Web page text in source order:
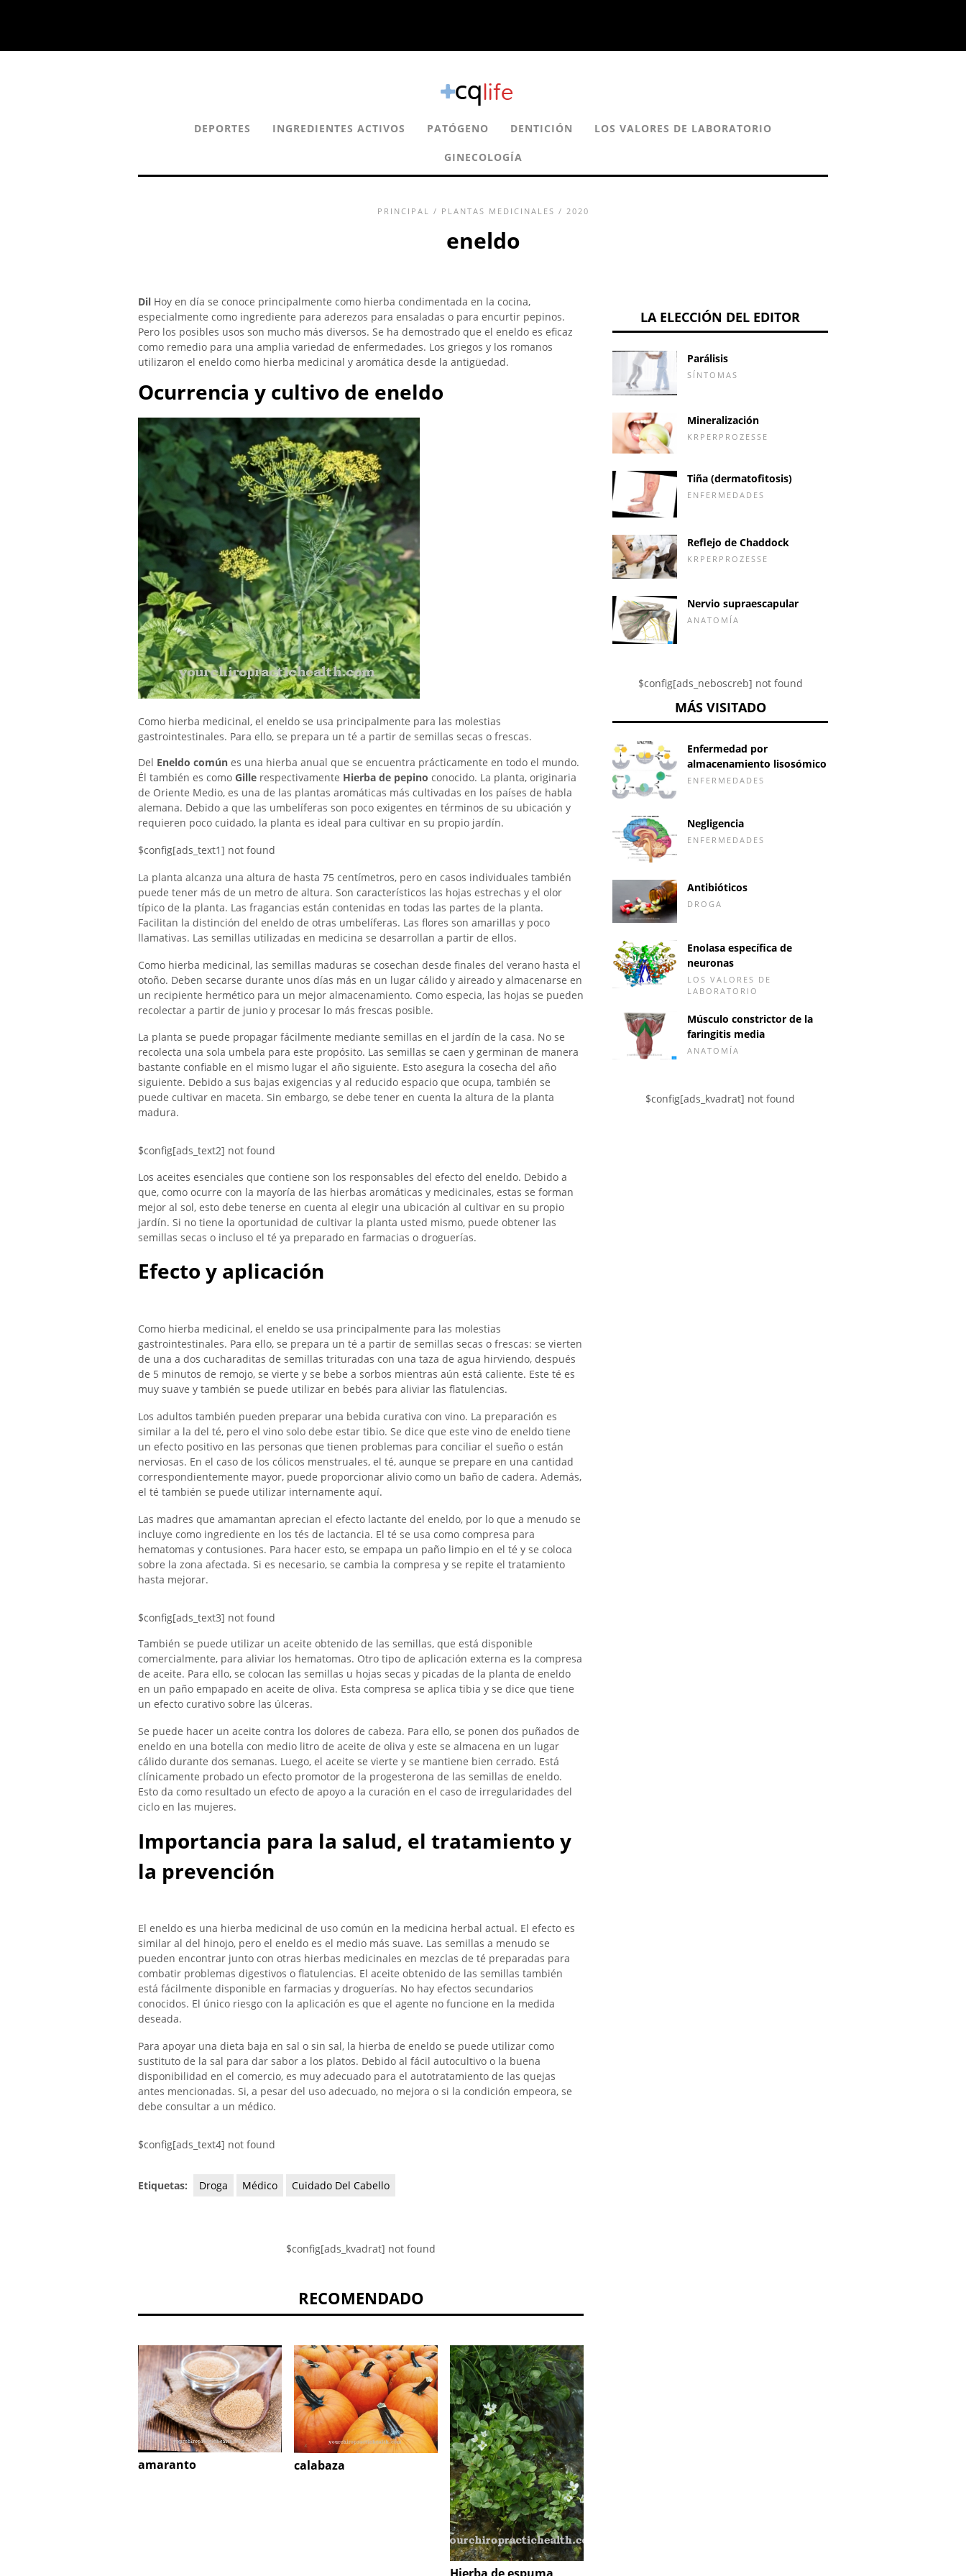
DEPORTES INGREDIENTES ACTIVOS PATÓGENO DENTICIÓN LOS VALORES DE LABORATORIO
GINECOLOGÍA
PRINCIPAL / PLANTAS MEDICINALES / 2020
eneldo
Dil Hoy en día se conoce principalmente como hierba condimentada en la cocina,
especialmente como ingrediente para aderezos para ensaladas o para encurtir pepinos.
Pero los posibles usos son mucho más diversos. Se ha demostrado que el eneldo es eficaz
como remedio para una amplia variedad de enfermedades. Los griegos y los romanos
utilizaron el eneldo como hierba medicinal y aromática desde la antigüedad.
Ocurrencia y cultivo de eneldo
Como hierba medicinal, el eneldo se usa principalmente para las molestias
gastrointestinales. Para ello, se prepara un té a partir de semillas secas o frescas.
Del Eneldo común es una hierba anual que se encuentra prácticamente en todo el mundo.
Él también es como Gille respectivamente Hierba de pepino conocido. La planta, originaria
de Oriente Medio, es una de las plantas aromáticas más cultivadas en los países de habla
alemana. Debido a que las umbelíferas son poco exigentes en términos de su ubicación y
requieren poco cuidado, la planta es ideal para cultivar en su propio jardín.
$config[ads_text1] not found
La planta alcanza una altura de hasta 75 centímetros, pero en casos individuales también
puede tener más de un metro de altura. Son característicos las hojas estrechas y el olor
típico de la planta. Las fragancias están contenidas en todas las partes de la planta.
Facilitan la distinción del eneldo de otras umbelíferas. Las flores son amarillas y poco
llamativas. Las semillas utilizadas en medicina se desarrollan a partir de ellos.
Como hierba medicinal, las semillas maduras se cosechan desde finales del verano hasta el
otoño. Deben secarse durante unos días más en un lugar cálido y aireado y almacenarse en
un recipiente hermético para un mejor almacenamiento. Como especia, las hojas se pueden
recolectar a partir de junio y procesar lo más frescas posible.
La planta se puede propagar fácilmente mediante semillas en el jardín de la casa. No se
recolecta una sola umbela para este propósito. Las semillas se caen y germinan de manera
bastante confiable en el mismo lugar el año siguiente. Esto asegura la cosecha del año
siguiente. Debido a sus bajas exigencias y al reducido espacio que ocupa, también se
puede cultivar en maceta. Sin embargo, se debe tener en cuenta la altura de la planta
madura.
$config[ads_text2] not found
Los aceites esenciales que contiene son los responsables del efecto del eneldo. Debido a
que, como ocurre con la mayoría de las hierbas aromáticas y medicinales, estas se forman
mejor al sol, esto debe tenerse en cuenta al elegir una ubicación al cultivar en su propio
jardín. Si no tiene la oportunidad de cultivar la planta usted mismo, puede obtener las
semillas secas o incluso el té ya preparado en farmacias o droguerías.
Efecto y aplicación
Como hierba medicinal, el eneldo se usa principalmente para las molestias
gastrointestinales. Para ello, se prepara un té a partir de semillas secas o frescas: se vierten
de una a dos cucharaditas de semillas trituradas con una taza de agua hirviendo, después
de 5 minutos de remojo, se vierte y se bebe a sorbos mientras aún está caliente. Este té es
muy suave y también se puede utilizar en bebés para aliviar las flatulencias.
Los adultos también pueden preparar una bebida curativa con vino. La preparación es
similar a la del té, pero el vino solo debe estar tibio. Se dice que este vino de eneldo tiene
un efecto positivo en las personas que tienen problemas para conciliar el sueño o están
nerviosas. En el caso de los cólicos menstruales, el té, aunque se prepare en una cantidad
correspondientemente mayor, puede proporcionar alivio como un baño de cadera. Además,
el té también se puede utilizar internamente aquí.
Las madres que amamantan aprecian el efecto lactante del eneldo, por lo que a menudo se
incluye como ingrediente en los tés de lactancia. El té se usa como compresa para
hematomas y contusiones. Para hacer esto, se empapa un paño limpio en el té y se coloca
sobre la zona afectada. Si es necesario, se cambia la compresa y se repite el tratamiento
hasta mejorar.
$config[ads_text3] not found
También se puede utilizar un aceite obtenido de las semillas, que está disponible
comercialmente, para aliviar los hematomas. Otro tipo de aplicación externa es la compresa
de aceite. Para ello, se colocan las semillas u hojas secas y picadas de la planta de eneldo
en un paño empapado en aceite de oliva. Esta compresa se aplica tibia y se dice que tiene
un efecto curativo sobre las úlceras.
Se puede hacer un aceite contra los dolores de cabeza. Para ello, se ponen dos puñados de
eneldo en una botella con medio litro de aceite de oliva y este se almacena en un lugar
cálido durante dos semanas. Luego, el aceite se vierte y se mantiene bien cerrado. Está
clínicamente probado un efecto promotor de la progesterona de las semillas de eneldo.
Esto da como resultado un efecto de apoyo a la curación en el caso de irregularidades del
ciclo en las mujeres.
Importancia para la salud, el tratamiento y
la prevención
El eneldo es una hierba medicinal de uso común en la medicina herbal actual. El efecto es
similar al del hinojo, pero el eneldo es el medio más suave. Las semillas a menudo se
pueden encontrar junto con otras hierbas medicinales en mezclas de té preparadas para
combatir problemas digestivos o flatulencias. El aceite obtenido de las semillas también
está fácilmente disponible en farmacias y droguerías. No hay efectos secundarios
conocidos. El único riesgo con la aplicación es que el agente no funcione en la medida
deseada.
Para apoyar una dieta baja en sal o sin sal, la hierba de eneldo se puede utilizar como
sustituto de la sal para dar sabor a los platos. Debido al fácil autocultivo o la buena
disponibilidad en el comercio, es muy adecuado para el autotratamiento de las quejas
antes mencionadas. Si, a pesar del uso adecuado, no mejora o si la condición empeora, se
debe consultar a un médico.
$config[ads_text4] not found
Etiquetas: Droga Médico Cuidado Del Cabello
$config[ads_kvadrat] not found
RECOMENDADO
amaranto calabaza
LA ELECCIÓN DEL EDITOR
Parálisis
SÍNTOMAS
Mineralización
KRPERPROZESSE
Tiña (dermatofitosis)
ENFERMEDADES
Reflejo de Chaddock
KRPERPROZESSE
Nervio supraescapular
ANATOMÍA
$config[ads_neboscreb] not found
MÁS VISITADO
Enfermedad por
almacenamiento lisosómico
ENFERMEDADES
Negligencia
ENFERMEDADES
Antibióticos
DROGA
Enolasa específica de
neuronas
LOS VALORES DE
LABORATORIO
Músculo constrictor de la
faringitis media
ANATOMÍA
$config[ads_kvadrat] not found